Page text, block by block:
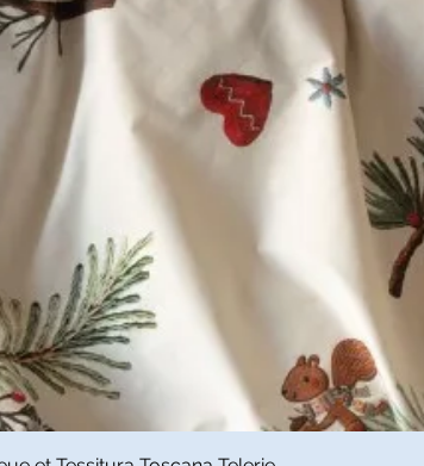
Snel overzicht